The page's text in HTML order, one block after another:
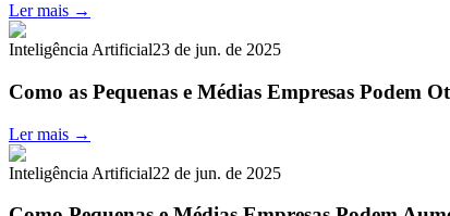
Ler mais →
Inteligência Artificial23 de jun. de 2025
Como as Pequenas e Médias Empresas Podem
Ler mais →
Inteligência Artificial22 de jun. de 2025